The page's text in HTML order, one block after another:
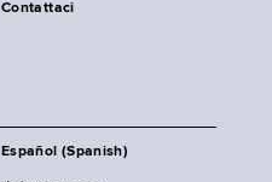
Contattaci
Español (Spanish)